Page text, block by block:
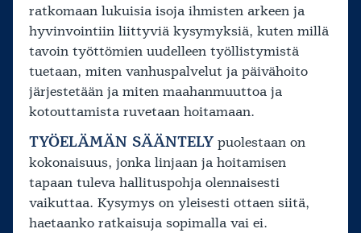
ratkomaan lukuisia isoja ihmisten arkeen ja
hyvinvointiin liittyviä kysymyksiä, kuten millä
tavoin työttömien uudelleen työllistymistä
tuetaan, miten vanhuspalvelut ja päivähoito
järjestetään ja miten maahanmuuttoa ja
kotouttamista ruvetaan hoitamaan.
TYÖELÄMÄN SÄÄNTELY puolestaan on
kokonaisuus, jonka linjaan ja hoitamisen
tapaan tuleva hallituspohja olennaisesti
vaikuttaa. Kysymys on yleisesti ottaen siitä,
haetaanko ratkaisuja sopimalla vai ei.